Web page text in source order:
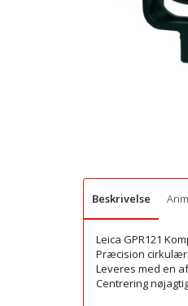
Beskrivelse
Leica GPR121
Præcision cirkulær
Leveres med en
Centrering